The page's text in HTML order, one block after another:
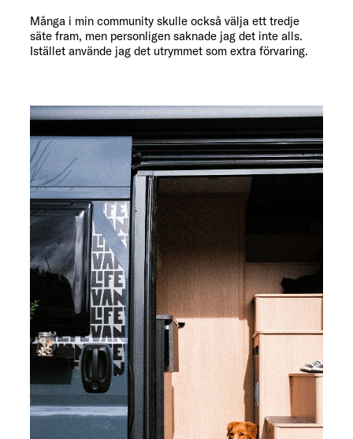
Många i min community skulle också välja ett tredje
säte fram, men personligen saknade jag det inte alls.
Istället använde jag det utrymmet som extra förvaring.